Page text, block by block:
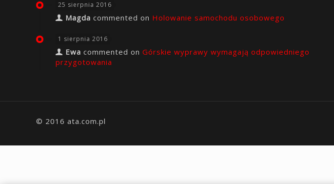
25 sierpnia 2016
Magda commented on Holowanie samochodu osobowego
1 sierpnia 2016
Ewa commented on Górskie wyprawy wymagają odpowiedniego
przygotowania
© 2016 ata.com.pl